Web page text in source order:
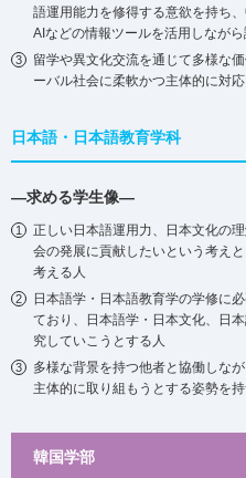
語運用能力を修得する意欲を持ち
AIなどの情報ツールを活用しなが
留学や異⽂化交流を通じて多様な
ーバル社会に柔軟かつ主体的に対
日本語・日本語教育学科
―求める学生像―
正しい日本語運用力、日本文化の
会の発展に貢献したいという考え
考える人
日本語学・日本語教育学の学修に
ており、日本語学・日本文化、日
究していこうとする人
多様な背景を持つ他者と協働しな
主体的に取り組もうとする姿勢を持
韓国学部